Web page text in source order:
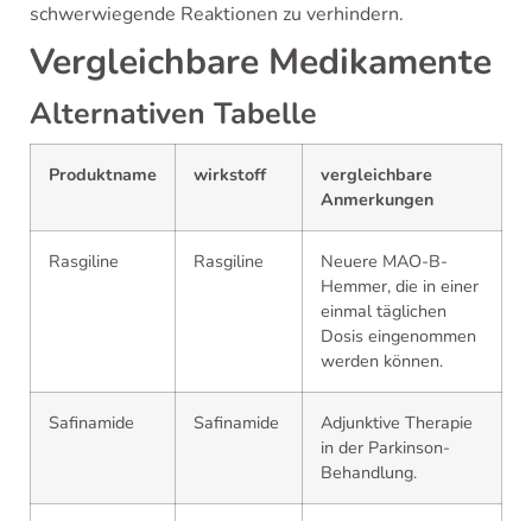
schwerwiegende Reaktionen zu verhindern.
Vergleichbare Medikamente
Alternativen Tabelle
Produktname wirkstoff
vergleichbare
Anmerkungen
Rasgiline Rasgiline
Neuere MAO-B-
Hemmer, die in einer
einmal täglichen
Dosis eingenommen
werden können.
Safinamide Safinamide
Adjunktive Therapie
in der Parkinson-
Behandlung.